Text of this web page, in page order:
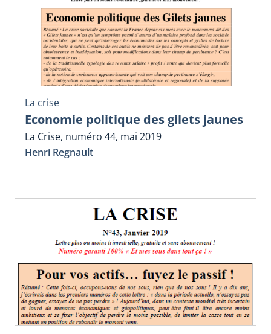
La crise
Economie politique des gilets jaunes
La Crise, numéro 44, mai 2019
Henri Regnault